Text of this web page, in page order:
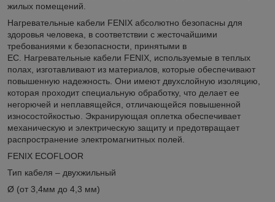
жилых помещений.
Нагревательные кабели FENIX абсолютно безопасны для
здоровья человека, в соответствии с жесточайшими
требованиями к безопасности, принятыми в
ЕС. Нагревательные кабели FENIX, используемые в теплых
полах, изготавливают из материалов, которые обеспечивают
повышенную надежность. Они имеют двухслойную изоляцию,
которая проходит специальную обработку, что делает ее
негорючей и неплавящейся, отличающейся повышенной
износостойкостью. Экранирующая оплетка обеспечивает
механическую и электрическую защиту и предотвращает
распространение электромагнитных полей.
FENIX ECOFLOOR
Тип кабеля – двухжильный
Ø (от 3,4мм до 4,3 мм)